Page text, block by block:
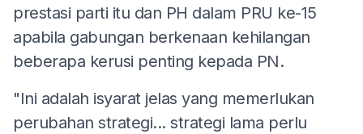
prestasi parti itu dan PH dalam PRU ke-15
apabila gabungan berkenaan kehilangan
beberapa kerusi penting kepada PN.
"Ini adalah isyarat jelas yang memerlukan
perubahan strategi... strategi lama perlu